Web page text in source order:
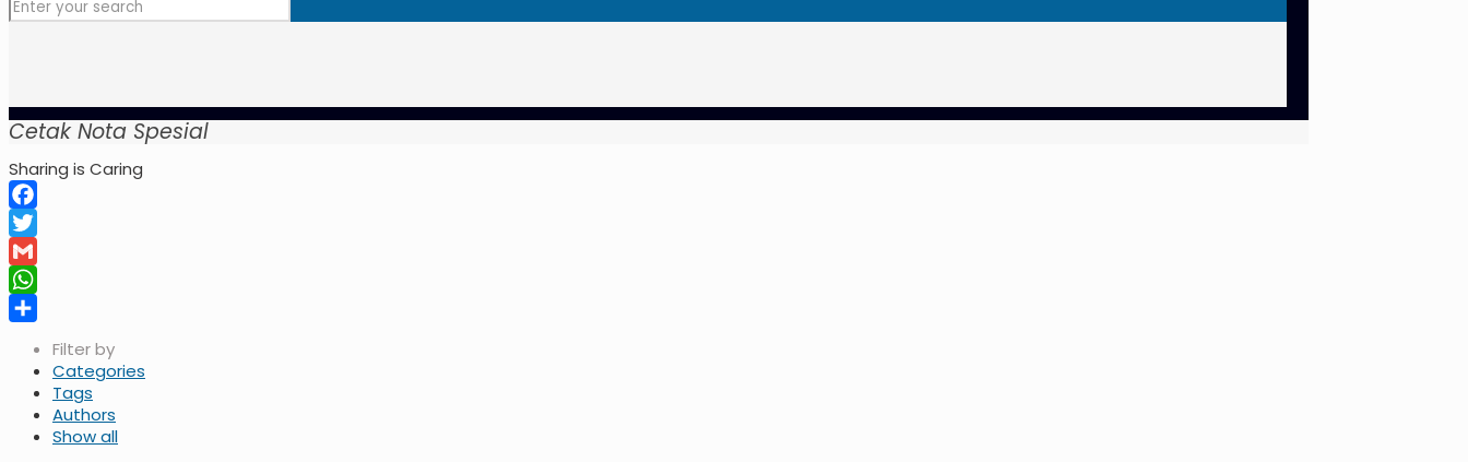
Cetak Nota Spesial
Sharing is Caring
Facebook
Twitter
Gmail
WhatsApp
Filter by
Categories
Tags
Authors
Show all